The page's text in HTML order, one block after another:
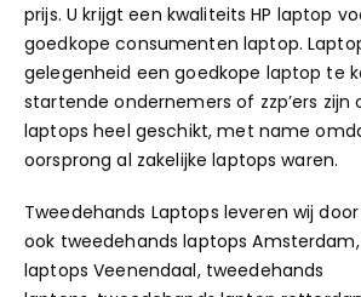
prijs. U krijgt een kwaliteits HP laptop
goedkope consumenten laptop.
gelegenheid een goedkope laptop te
startende ondernemers of zzp’ers zijn
laptops heel geschikt, met name
oorsprong al zakelijke laptops waren.
Tweedehands Laptops leveren wij
ook tweedehands laptops
laptops Veenendaal, tweedehands